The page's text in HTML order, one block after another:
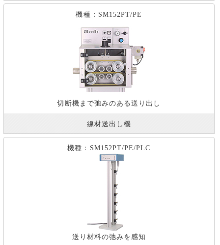
機種：SM152PT/PE
切断機まで弛みのある送り出し
線材送出し機
機種：SM152PT/PE/PLC
送り材料の弛みを感知